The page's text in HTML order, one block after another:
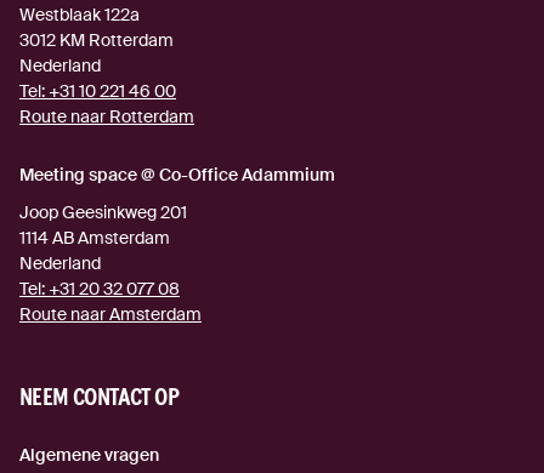
Westblaak 122a
3012 KM Rotterdam
Nederland
Tel: +31 10 221 46 00
Route naar Rotterdam
Meeting space @ Co-Office Adammium
Joop Geesinkweg 201
1114 ABAmsterdam
Nederland
Tel: +31 20 32 077 08
Route naar Amsterdam
NEEM CONTACT OP
Algemene vragen